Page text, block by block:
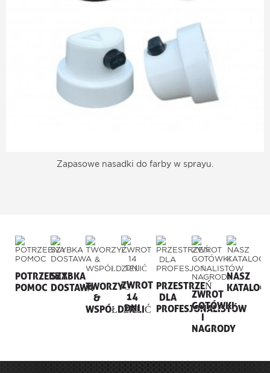
Zapasowe nasadki do farby w sprayu.
POTRZEBNA
POMOC
SZYBKA
DOSTAWATWORZYĆ
&
WSPÓŁDZIELIĆ
ZWROT
14
DNI
PRZESTRZEŃ
DLA
PROFESJONALISTÓW
ZWROT
GOTÓWKI
I
NAGRODY
NASZ
KATALOG